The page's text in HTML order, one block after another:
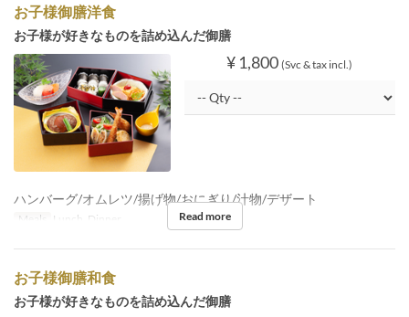
お子様御膳洋食
お子様が好きなものを詰め込んだ御膳
¥ 1,800 (Svc & tax incl.)
ハンバーグ/オムレツ/揚げ物/おにぎり/汁物/デザート
Meals Lunch, Dinner Read more
お子様御膳和食
お子様が好きなものを詰め込んだ御膳